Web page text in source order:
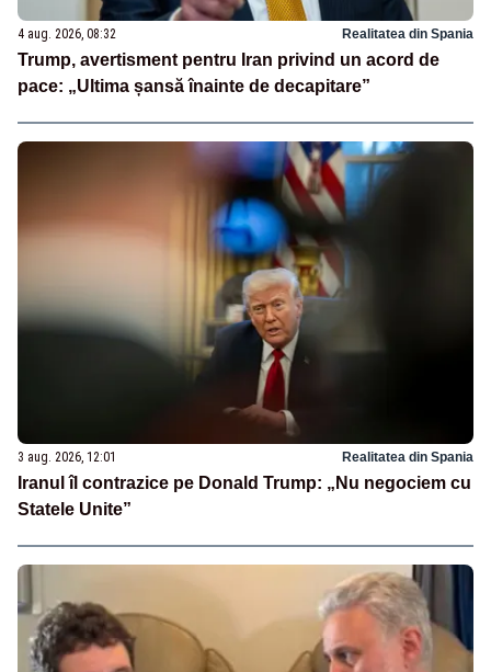
4 aug. 2026, 08:32 Realitatea din Spania
Trump, avertisment pentru Iran privind un acord de
pace: „Ultima șansă înainte de decapitare”
3 aug. 2026, 12:01 Realitatea din Spania
Iranul îl contrazice pe Donald Trump: „Nu negociem cu
Statele Unite”